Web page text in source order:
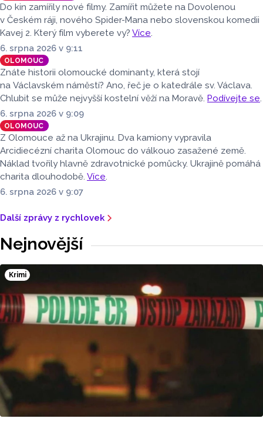
Do kin zamířily nové filmy. Zamířit můžete na Dovolenou
v Českém ráji, nového Spider-Mana nebo slovenskou komedii
Kavej 2. Který film vyberete vy? Více.
6. srpna 2026 v 9:11
OLOMOUC
Znáte historii olomoucké dominanty, která stojí
na Václavském náměstí? Ano, řeč je o katedrále sv. Václava.
Chlubit se může nejvyšší kostelní věží na Moravě. Podívejte se.
6. srpna 2026 v 9:09
OLOMOUC
Z Olomouce až na Ukrajinu. Dva kamiony vypravila
Arcidiecézní charita Olomouc do válkouo zasažené země.
Náklad tvořily hlavně zdravotnické pomůcky. Ukrajině pomáhá
charita dlouhodobě. Více.
6. srpna 2026 v 9:07
Další zprávy z rychlovek
Nejnovější
Krimi